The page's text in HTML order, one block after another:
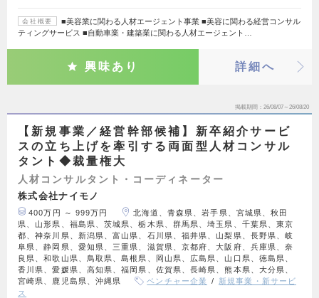
会社概要
■美容業に関わる人材エージェント事業 ■美容に関わる経営コンサル
ティングサービス ■自動車業・建築業に関わる人材エージェント…
興味あり 詳細へ
掲載期間 26/08/07～26/08/20
【新規事業／経営幹部候補】新卒紹介サービ
スの立ち上げを牽引する両面型人材コンサル
タント◆裁量権大
人材コンサルタント・コーディネーター
株式会社ナイモノ
400万円 ～ 999万円
北海道、青森県、岩手県、宮城県、秋田
県、山形県、福島県、茨城県、栃木県、群馬県、埼玉県、千葉県、東京
都、神奈川県、新潟県、富山県、石川県、福井県、山梨県、長野県、岐
阜県、静岡県、愛知県、三重県、滋賀県、京都府、大阪府、兵庫県、奈
良県、和歌山県、鳥取県、島根県、岡山県、広島県、山口県、徳島県、
香川県、愛媛県、高知県、福岡県、佐賀県、長崎県、熊本県、大分県、
宮崎県、鹿児島県、沖縄県
ベンチャー企業
新規事業・新サービ
ス